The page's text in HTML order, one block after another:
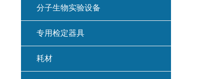
分子生物实验设备
专用检定器具
耗材